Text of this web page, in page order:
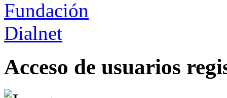
Acceso de usuarios